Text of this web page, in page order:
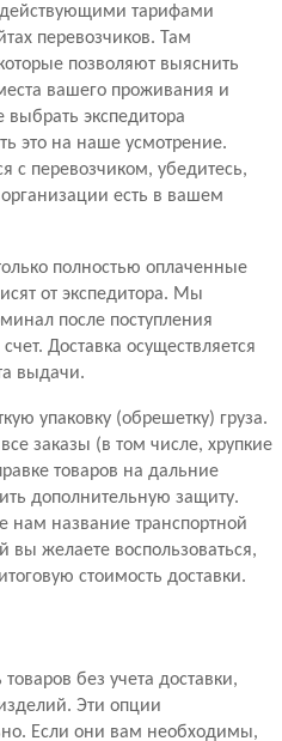
тарифами
перевозчиков. Там
позволяют выяснить
вашего проживания и
выбрать экспедитора
это на наше усмотрение.
с перевозчиком, убедитесь,
есть в вашем
полностью оплаченные
от экспедитора. Мы
после поступления
Доставка осуществляется
выдачи.
упаковку (обрешетку) груза.
заказы (в том числе, хрупкие
товаров на дальние
дополнительную защиту.
нам название транспортной
вы желаете воспользоваться,
стоимость доставки.
без учета доставки,
Эти опции
Если они вам необходимы,